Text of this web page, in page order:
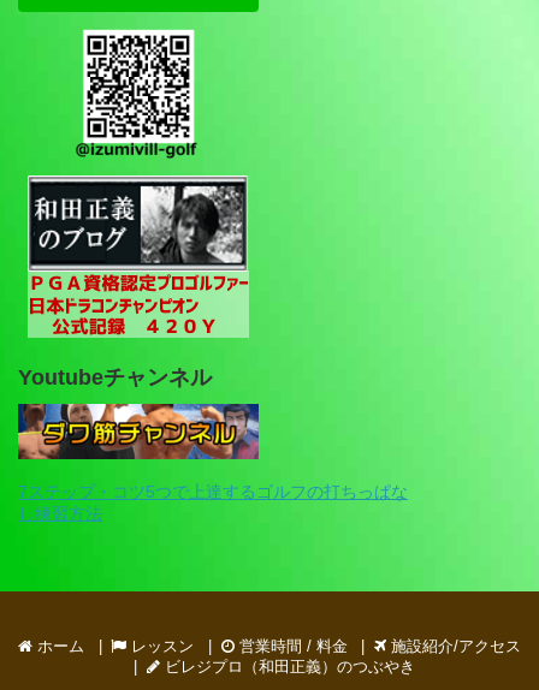
Youtubeチャンネル
7ステップ・コツ5つで上達するゴルフの打ちっぱな
し練習方法
ホーム レッスン 営業時間 / 料金
施設紹介/アクセス
ビレジプロ（和田正義）のつぶやき